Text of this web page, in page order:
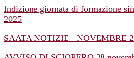
Indizione giornata di formazione
2025
SAATA NOTIZIE - NOVEMBRE